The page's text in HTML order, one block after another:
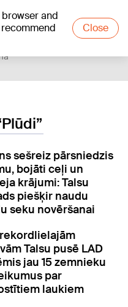
and
Close
sešreiz pārsniedzis
bojāti ceļi un
krājumi: Talsu
piešķir naudu
seku novēršanai
Talsu pusē LAD
jau 15 zemnieku
par
laukiem